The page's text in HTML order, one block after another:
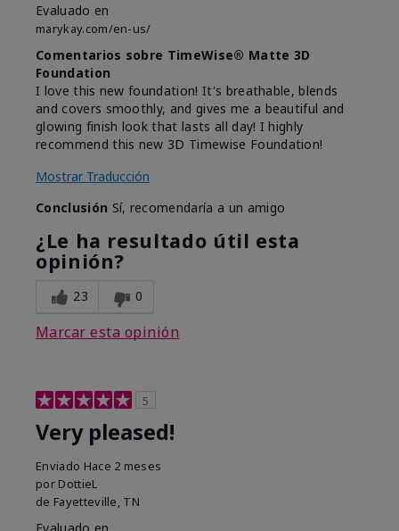
Evaluado en
marykay.com/en-us/
Comentarios sobre TimeWise® Matte 3D
Foundation
I love this new foundation! It's breathable, blends
and covers smoothly, and gives me a beautiful and
glowing finish look that lasts all day! I highly
recommend this new 3D Timewise Foundation!
Mostrar Traducción
Conclusión Sí, recomendaría a un amigo
¿Le ha resultado útil esta
opinión?
23 0
Marcar esta opinión
5
Very pleased!
Enviado Hace 2 meses
por DottieL
de Fayetteville, TN